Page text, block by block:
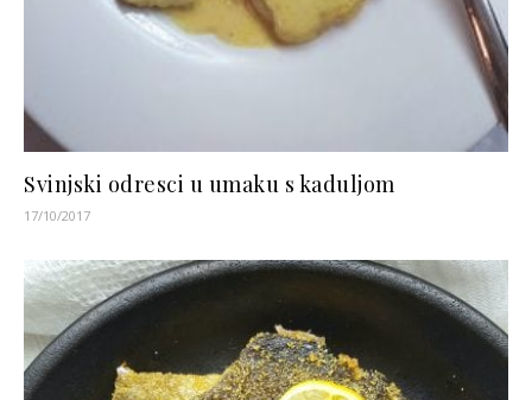
Svinjski odresci u umaku s kaduljom
17/10/2017